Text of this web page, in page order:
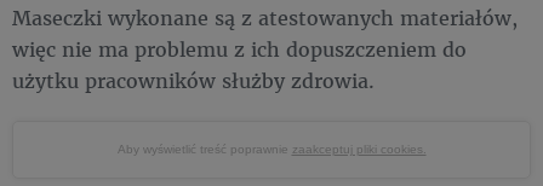
Maseczki wykonane są z atestowanych materiałów,
więc nie ma problemu z ich dopuszczeniem do
użytku pracowników służby zdrowia.
Aby wyświetlić treść poprawnie zaakceptuj pliki cookies.